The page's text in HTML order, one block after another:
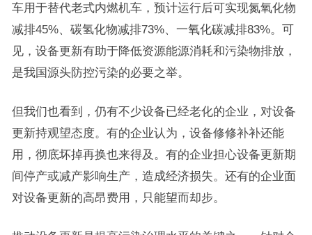
车用于替代老式内燃机车，预计运行后可实现氮氧化物
减排45%、碳氢化物减排73%、一氧化碳减排83%。可
见，设备更新有助于降低资源能源消耗和污染物排放，
是我国源头防控污染的必要之举。
但我们也看到，仍有不少设备已经老化的企业，对设备
更新持观望态度。有的企业认为，设备修修补补还能
用，彻底坏掉再换也来得及。有的企业担心设备更新期
间停产或减产影响生产，造成经济损失。还有的企业面
对设备更新的高昂费用，只能望而却步。